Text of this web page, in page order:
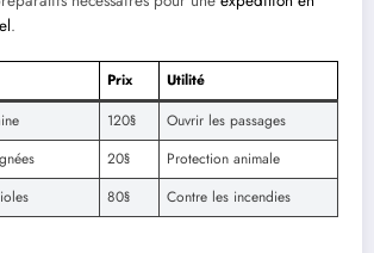
.
Prix
Utilité
120§
Ouvrir les passages
20§
Protection animale
80§ Contre les incendies